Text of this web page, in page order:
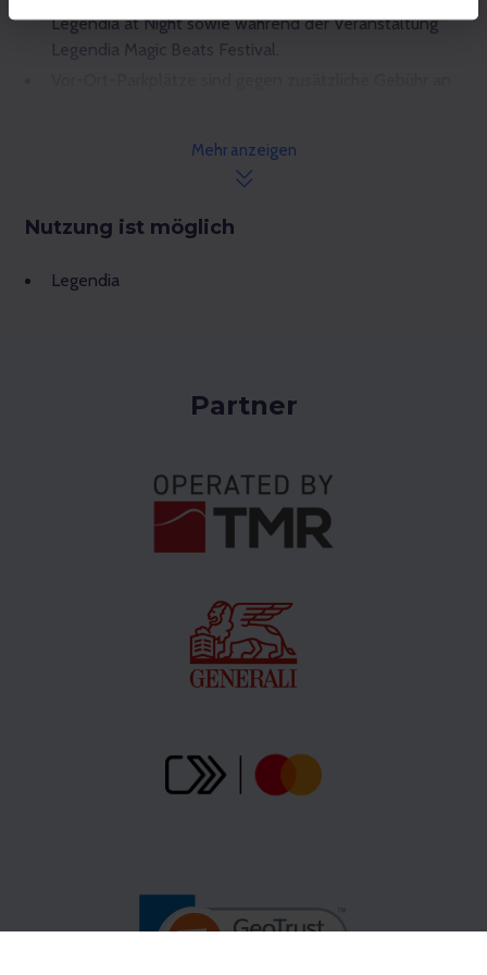
Legendia at Night sowie während der Veranstaltung
Legendia Magic Beats Festival.
Achtung! Zwischen 04.04 und 26.04.2026, also
während des "Frühlingsaufwärmens 2026", laufen
Attraktionen im Park im eingeschränkten Modus.
Vor dem Besuch von Legendia empfehlen wir den
Öffnungskalender und die Liste der Attraktionen auf
der Webseite
Attraktionen berechtigt, IHR ARMBAND
Mitarbeitern am Haupteingang von Legendia nur
ausgegeben, wenn das Ticket gescannt wird und der
Kunde den Park betritt. Bitte lesen Sie die
Mehr anzeigen
Nutzung ist möglich
Legendia
Partner